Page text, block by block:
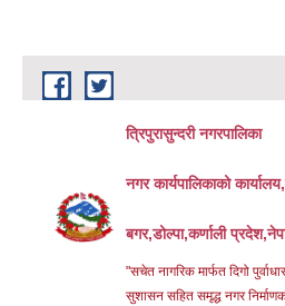
Skip to main content
त्रिपुरासुन्दरी नगरपालिका
नगर कार्यपालिकाको
बगर,डोल्पा,कर्णाली
"सचेत नागरिक मार्फत दिगो
सुशासन सहित समृद्ध नगर